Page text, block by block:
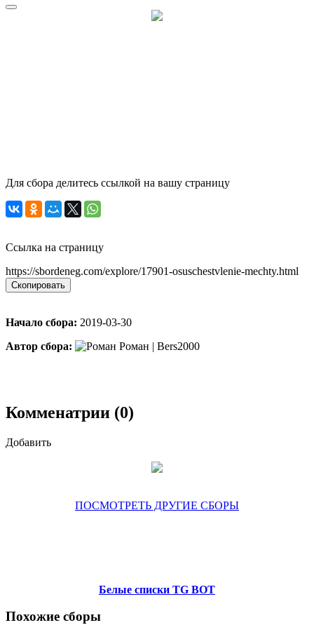
Для сбора делитесь ссылкой на вашу страницу
Ссылка на страницу
https://sbordeneg.com/explore/17901-osuschestvlenie-mechty.html
Скопировать
Начало сбора: 2019-03-30
Автор сбора:
Роман | Bers2000
Комменатрии (0)
Добавить
ПОСМОТРЕТЬ ДРУГИЕ СБОРЫ
Белые списки TG BOT
Похожие сборы